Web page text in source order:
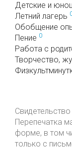
Детские и
Летний лагерь
Обобщение
Пение 0
Работа с
Творчество,
Перепечатка
форме, в том
только с